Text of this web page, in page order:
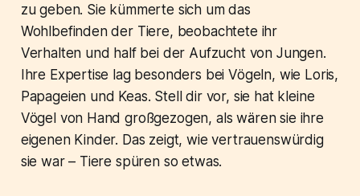
zu geben. Sie kümmerte sich um das
Wohlbefinden der Tiere, beobachtete ihr
Verhalten und half bei der Aufzucht von Jungen.
Ihre Expertise lag besonders bei Vögeln, wie Loris,
Papageien und Keas. Stell dir vor, sie hat kleine
Vögel von Hand großgezogen, als wären sie ihre
eigenen Kinder. Das zeigt, wie vertrauenswürdig
sie war – Tiere spüren so etwas.